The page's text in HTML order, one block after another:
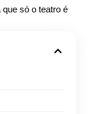
só o teatro é